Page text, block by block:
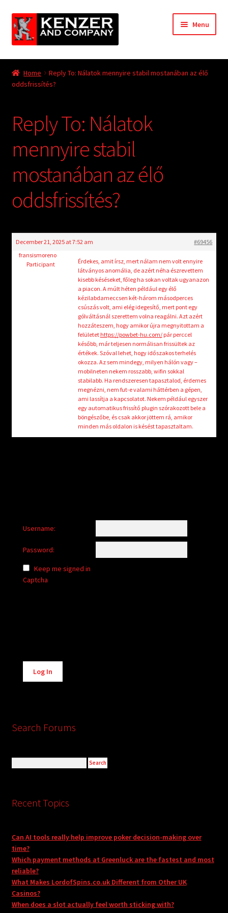
Skip
to
navigation
Skip
to
content
Menu
Home
child
KODT Magazine
Cries from the Attic
child
menu
Login/Create Account
Home
Reply To: Nálatok mennyire stabil mostanában az élő
oddsfrissítés?
Reply To: Nálatok
mennyire stabil
mostanában az élő
oddsfrissítés?
December 21, 2025 at 7:52 am
#69456
fransismoreno
Participant
Érdekes, amit írsz, mert nálam nem volt ennyire
látványos anomália, de azért néha észrevettem
kisebb késéseket, főleg ha sokan voltak ugyanazon
a piacon. A múlt héten például egy élő
kézilabdameccsen két-három másodperces
csúszás volt, ami elég idegesítő, mert pont egy
gólváltásnál szerettem volna reagálni. Azt azért
hozzáteszem, hogy amikor újra megnyitottam a
felületet https://powbet-hu.com/pár perccel
később, már teljesen normálisan frissültek az
értékek. Szóval lehet, hogy időszakos terhelés
okozza. Az sem mindegy, milyen hálón vagy –
mobilneten nekem rosszabb, wifin sokkal
stabilabb. Ha rendszeresen tapasztalod, érdemes
megnézni, nem fut-e valami háttérben a gépen,
ami lassítja a kapcsolatot. Nekem például egyszer
egy automatikus frissítő plugin szórakozott bele a
böngészőbe, és csak akkor jöttem rá, amikor
minden más oldalon is késést tapasztaltam.
Username:
Password:
Keep me signed in
Captcha
Alternative:
Log In
Search Forums
Recent Topics
Can AI tools really help improve poker decision-making over
time?
Which payment methods at Greenluck are the fastest and most
reliable?
What Makes LordofSpins.co.uk Different from Other UK
Casinos?
When does a slot actually feel worth sticking with?